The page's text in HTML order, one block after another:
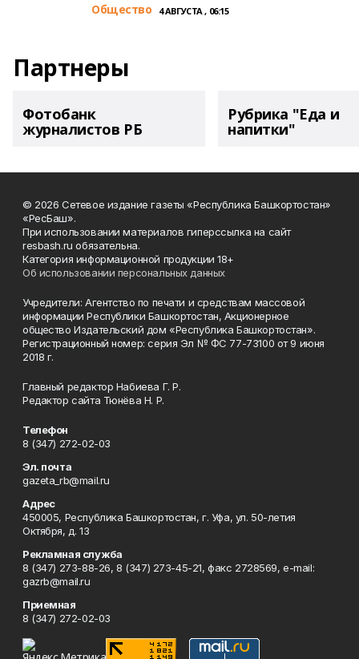
Общество 4 АВГУСТА , 06:15
Партнеры
Фотобанк
журналистов РБ
Рубрика "Еда и
напитки"
© 2026 Сетевое издание газеты «Республика Башкортостан»
«РесБаш».
При использовании материалов гиперссылка на сайт
resbash.ru обязательна.
Категория информационной продукции 18+
Об использовании персональных данных
Учредители: Агентство по печати и средствам массовой
информации Республики Башкортостан, Акционерное
общество Издательский дом «Республика Башкортостан».
Регистрационный номер: серия Эл № ФС 77-73100 от 9 июня
2018 г.
Главный редактор Набиева Г. Р.
Редактор сайта Тюнёва Н. Р.
Телефон
8 (347) 272-02-03
Эл. почта
gazeta_rb@mail.ru
Адрес
450005, Республика Башкортостан, г. Уфа, ул. 50-летия
Октября, д. 13
Рекламная служба
8 (347) 273-88-26, 8 (347) 273-45-21, факс 2728569, e-mail:
gazrb@mail.ru
Приемная
8 (347) 272-02-03